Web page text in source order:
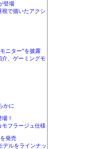
登場
で描いたアクシ
ニター”を披露
介、ゲーミングモ
かに
！
モフラージュ仕様
発売
デルをラインナッ